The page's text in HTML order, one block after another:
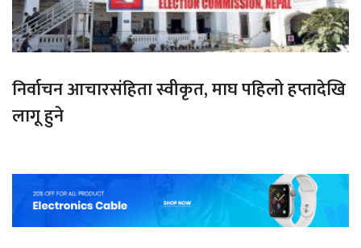
निर्वाचन आचारसंहिता स्वीकृत, माघ पहिलो हप्तादेखि
लागू हुने